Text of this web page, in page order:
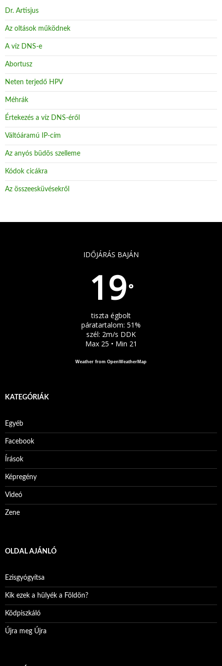
Dr. Artisjus
Az oltások működnek
A víz DNS-e
Abortusz
Neten terjedő HPV
Méhrák
Értekezés a víz DNS-éről
Váltóáramú IP-cím
Az anyós büdös szelleme
Kódok cicákra
Az összeesküvésekről
IDŐJÁRÁS BAJÁN
19°
tiszta égbolt
páratartalom: 51%
szél: 2m/s DDK
Max 25 • Min 21
Weather from OpenWeatherMap
KATEGÓRIÁK
Egyéb
Facebook
Írások
Képregény
Videó
Zene
OLDAL AJÁNLÓ
Ezisgyógyítsa
Kik ezek a hülyék a Földön?
Ködpiszkáló
Újra meg Újra